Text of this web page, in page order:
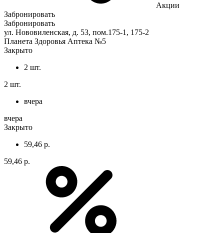
Акции
Забронировать
Забронировать
ул. Нововиленская, д. 53, пом.175-1, 175-2
Планета Здоровья Аптека №5
Закрыто
2 шт.
2 шт.
вчера
вчера
Закрыто
59,46 р.
59,46 р.